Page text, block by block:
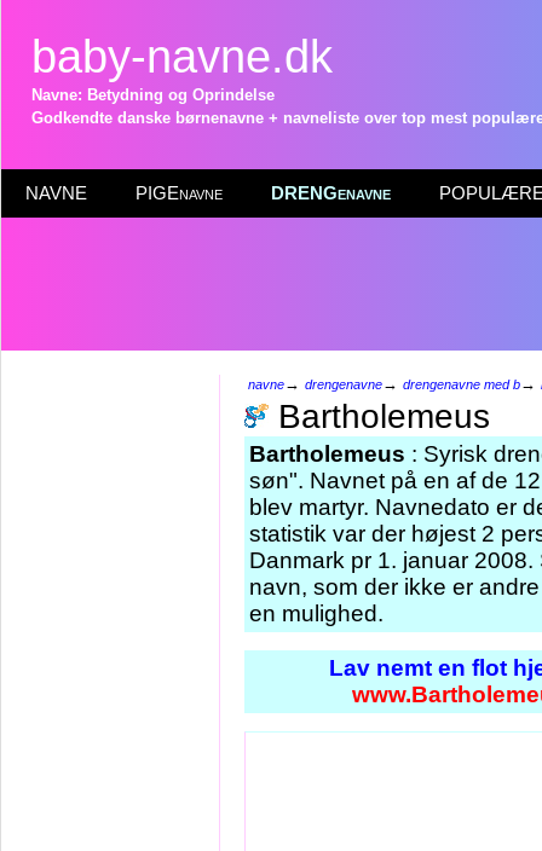
baby-navne.dk
Navne: Betydning og Oprindelse
Godkendte danske børnenavne + navneliste over top mest
NAVNE PIGEnavne DRENGenavne POPULÆRE
navne→ drengenavne→ drengenavne med b→
Bartholemeus
Bartholemeus : Syrisk
søn". Navnet på en af de
blev martyr. Navnedato er
statistik var der højest 2
Danmark pr 1. januar
navn, som der ikke er
en mulighed.
Lav nemt en flot